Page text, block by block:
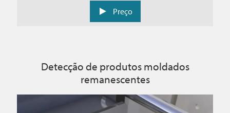
Preço
Detecção de produtos moldados
remanescentes